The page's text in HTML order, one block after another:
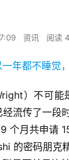
资讯 阅读
）不可能
流传了一段
个月共申请
的密码朋克